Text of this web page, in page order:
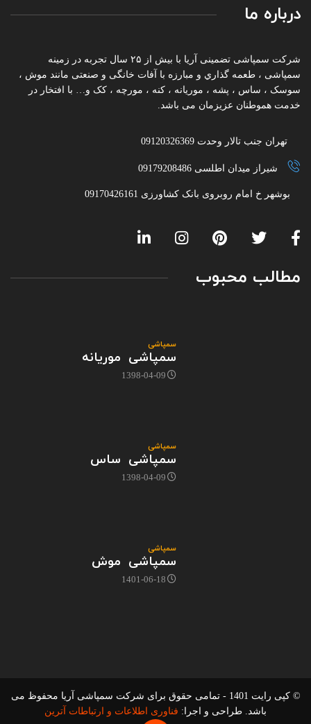
درباره ما
شرکت سمپاشی تضمینی آریا با بیش از ۲۵ سال تجربه در زمینه
سمپاشی ، طعمه گذاري و مبارزه با آفات خانگی و صنعتی مانند موش ،
سوسک ، ساس ، پشه ، موریانه ، کنه ، مورچه ، کک و… با افتخار در
خدمت هموطنان عزیزمان می باشد.
تهران جنب تالار وحدت 09120326369
شیراز میدان اطلسی 09179208486
بوشهر خ امام روبروی بانک کشاورزی 09170426161
مطالب محبوب
سمپاشی
سمپاشی موریانه
1398-04-09
سمپاشی
سمپاشی ساس
1398-04-09
سمپاشی
سمپاشی موش
1401-06-18
© کپی رایت 1401 - تمامی حقوق برای شرکت سمپاشی آریا محفوظ می
باشد. طراحی و اجرا: فناوری اطلاعات و ارتباطات آترین